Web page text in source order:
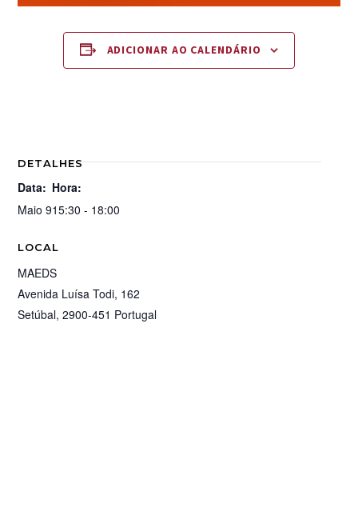
ADICIONAR AO CALENDÁRIO
DETALHES
Data:
Maio 9
Hora:
15:30 - 18:00
LOCAL
MAEDS
Avenida Luísa Todi, 162
Setúbal, 2900-451 Portugal